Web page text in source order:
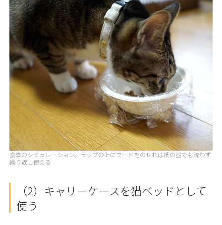
食事のシミュレーション。ラップの上にフードをのせれば紙の器でも洗わず
繰り返し使える
（2）キャリーケースを猫ベッドとして
使う